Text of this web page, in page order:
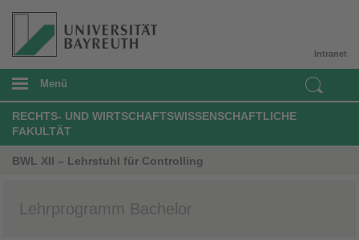
Intranet
Menü
RECHTS- UND WIRTSCHAFTSWISSENSCHAFTLICHE
FAKULTÄT
BWL XII – Lehrstuhl für Controlling
Lehrprogramm Bachelor